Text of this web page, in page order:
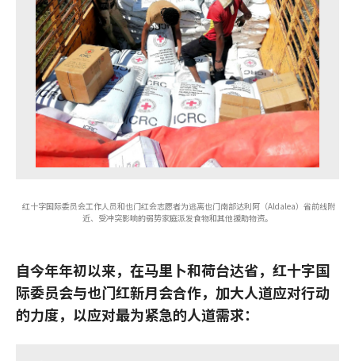
红十字国际委员会工作人员和也门红会志愿者为逃离也门南部达利阿（Aldalea）省前线附
近、受冲突影响的弱势家庭派发食物和其他援助物资。
自今年年初以来，在马里卜和荷台达省，红十字国
际委员会与也门红新月会合作，加大人道应对行动
的力度，以应对最为紧急的人道需求：